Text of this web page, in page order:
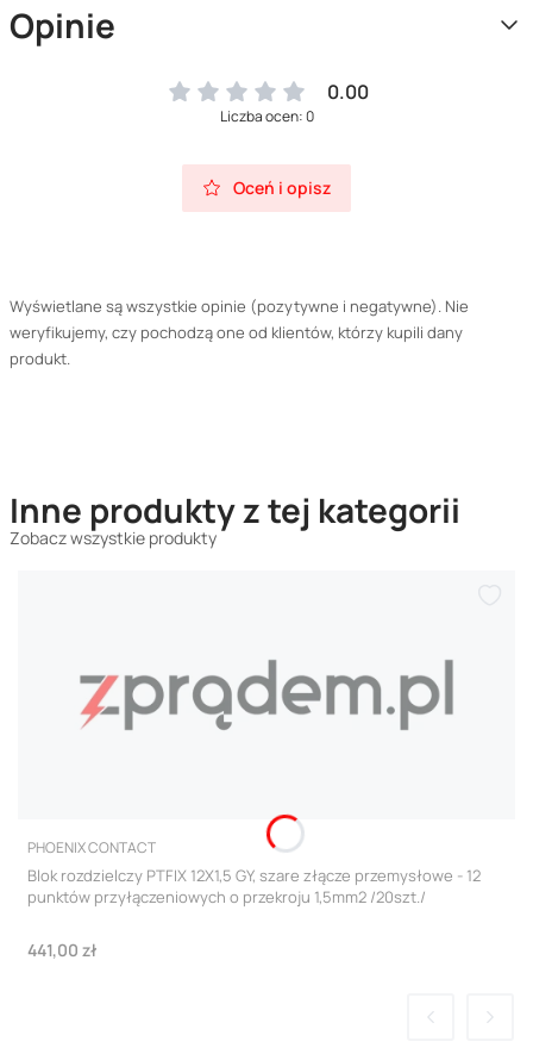
Opinie
0.00
Liczba ocen: 0
Oceń i opisz
Wyświetlane są wszystkie opinie (pozytywne i negatywne). Nie
weryfikujemy, czy pochodzą one od klientów, którzy kupili dany
produkt.
Inne produkty z tej kategorii
Zobacz wszystkie produkty
PRODUCENT
PHOENIX CONTACT
Blok rozdzielczy PTFIX 12X1,5 GY, szare złącze przemysłowe - 12
punktów przyłączeniowych o przekroju 1,5mm2 /20szt./
Cena
441,00 zł